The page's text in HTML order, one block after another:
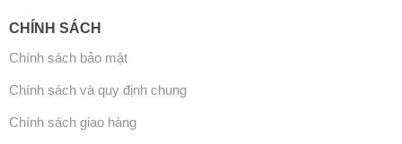
CHÍNH SÁCH
Chính sách bảo mật
Chính sách và quy định chung
Chính sách giao hàng